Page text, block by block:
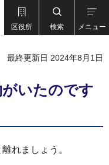
区役所 検索 メニュー
最終更新日 2024年8月1日
いたのです
れましょう。